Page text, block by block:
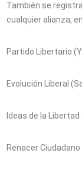
También se
cualquier alianza,
Partido Libertario
Evolución Liberal
Ideas de la
Renacer